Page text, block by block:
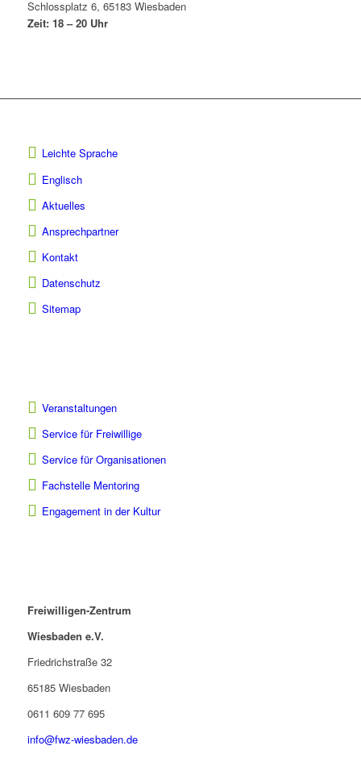
Schlossplatz 6, 65183 Wiesbaden
Zeit: 18 – 20 Uhr
Leichte Sprache
Englisch
Aktuelles
Ansprechpartner
Kontakt
Datenschutz
Sitemap
Veranstaltungen
Service für Freiwillige
Service für Organisationen
Fachstelle Mentoring
Engagement in der Kultur
Freiwilligen-Zentrum
Wiesbaden e.V.
Friedrichstraße 32
65185 Wiesbaden
0611 609 77 695
info@fwz-wiesbaden.de